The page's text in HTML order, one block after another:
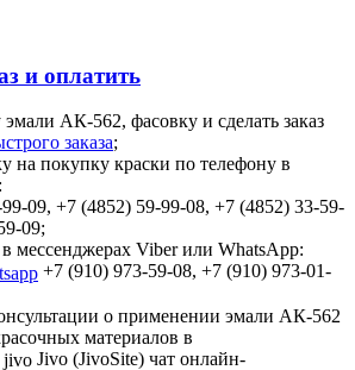
и оплатить
АК-562, фасовку и сделать заказ
заказа;
на покупку краски по телефону в
09, +7 (4852) 59-99-08, +7 (4852) 33-59-
09;
в мессенджерах Viber или WhatsApp:
+7 (910) 973-59-08, +7 (910) 973-01-
о применении эмали АК-562
материалов в
Jivo (JivoSite) чат онлайн-